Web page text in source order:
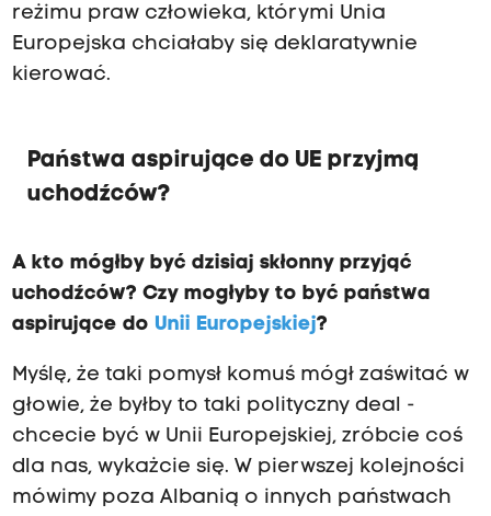
reżimu praw człowieka, którymi Unia
Europejska chciałaby się deklaratywnie
kierować.
Państwa aspirujące do UE przyjmą
uchodźców?
A kto mógłby być dzisiaj skłonny przyjąć
uchodźców? Czy mogłyby to być państwa
aspirujące do Unii Europejskiej?
Myślę, że taki pomysł komuś mógł zaświtać w
głowie, że byłby to taki polityczny deal -
chcecie być w Unii Europejskiej, zróbcie coś
dla nas, wykażcie się. W pierwszej kolejności
mówimy poza Albanią o innych państwach